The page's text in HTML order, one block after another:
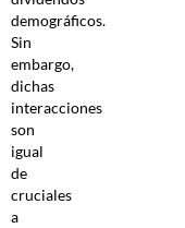
demográficos.
Sin
embargo,
dichas
interacciones
son
igual
de
cruciales
a